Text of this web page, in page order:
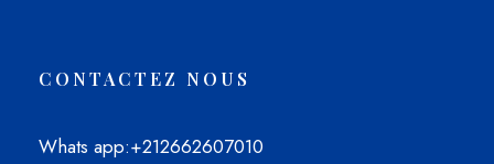
CONTACTEZ NOUS
Whats app:+212662607010